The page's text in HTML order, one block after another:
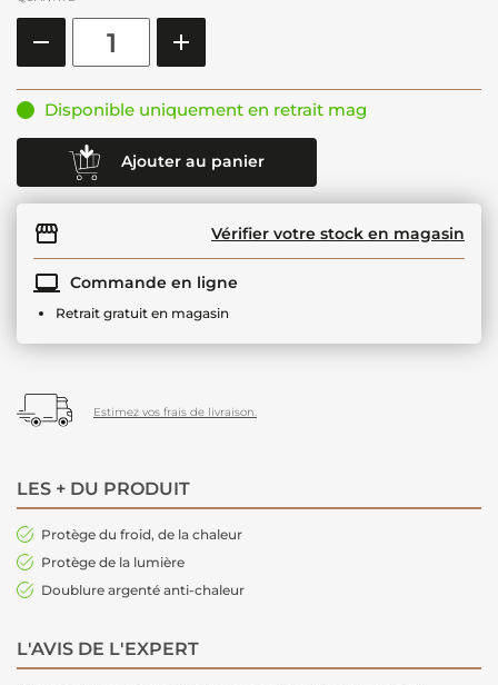
Disponible uniquement en retrait mag
Ajouter au panier
Vérifier votre stock en magasin
Commande en ligne
Retrait gratuit en magasin
Estimez vos frais de livraison.
LES + DU PRODUIT
Protège du froid, de la chaleur
Protège de la lumière
Doublure argenté anti-chaleur
L'AVIS DE L'EXPERT